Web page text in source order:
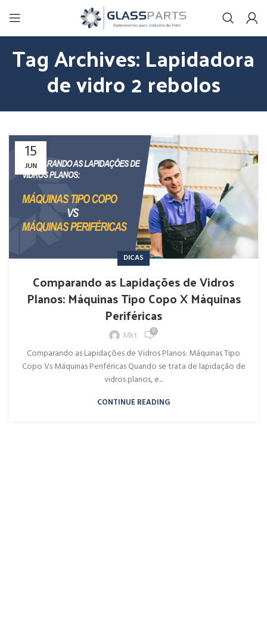
Tag Archives: Lapidadora
de vidro 2 rebolos
15
JUN
DICAS
Comparando as Lapidações de Vidros
Planos: Máquinas Tipo Copo X Máquinas
Periféricas
Mkt 0
Comparando as Lapidações de Vidros Planos: Máquinas Tipo
Copo Vs Máquinas Periféricas Quando se trata de lapidação de
vidros planos, e...
CONTINUE READING